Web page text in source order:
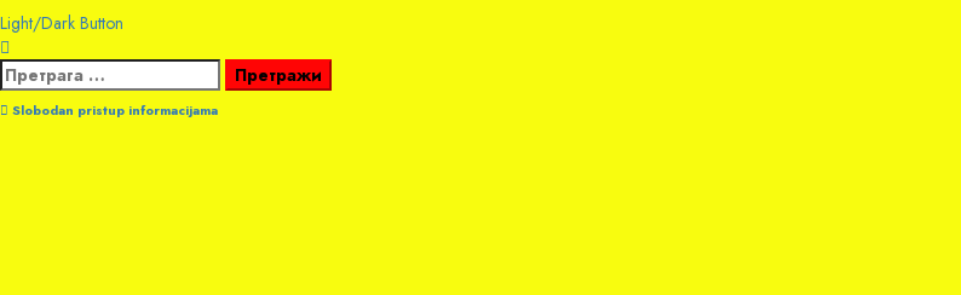
Light/Dark Button
Претрага
за:
Slobodan pristup informacijama